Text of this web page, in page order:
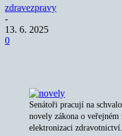
zdravezpravy
-
13. 6. 2025
0
Senátoři pracují na
novely zákona o
elektronizaci